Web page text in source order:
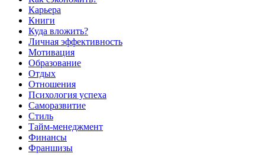
Карьера
Книги
Куда вложить?
Личная эффективность
Мотивация
Образование
Отдых
Отношения
Психология успеха
Саморазвитие
Стиль
Тайм-менеджмент
Финансы
Франшизы